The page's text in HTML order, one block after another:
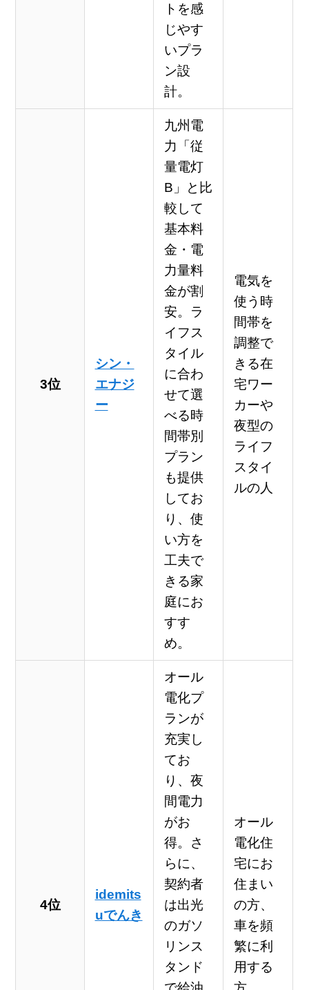
トを感
じやす
いプラ
ン設
計。
3位
シン・
エナジ
ー
九州電
力「従
量電灯
B」と比
較して
基本料
金・電
力量料
金が割
安。ラ
イフス
タイル
に合わ
せて選
べる時
間帯別
プラン
も提供
してお
り、使
い方を
工夫で
きる家
庭にお
すす
め。
電気を
使う時
間帯を
調整で
きる在
宅ワー
カーや
夜型の
ライフ
スタイ
ルの人
4位
idemits
uでんき
オール
電化プ
ランが
充実し
てお
り、夜
間電力
がお
得。さ
らに、
契約者
は出光
のガソ
リンス
タンド
オール
電化住
宅にお
住まい
の方、
車を頻
繁に利
用する